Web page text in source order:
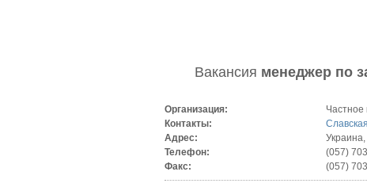
Вакансия менеджер по
Организация:
Частное
Контакты:
Адрес:
Украина,
Телефон:
(057)
Факс:
(057)